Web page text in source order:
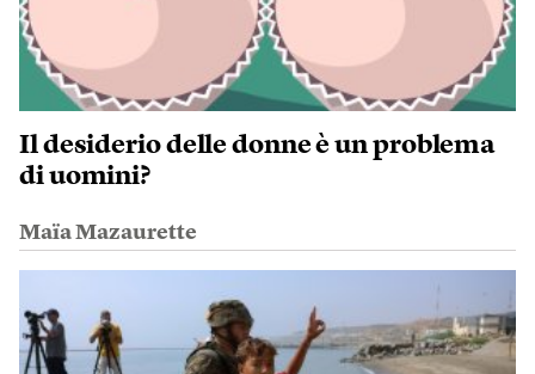
Il desiderio delle donne è un problema
di uomini?
Maïa Mazaurette